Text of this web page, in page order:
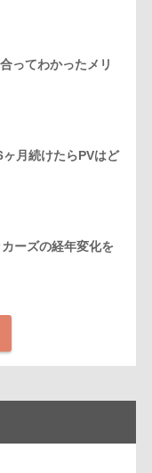
ってわかったメリ
月続けたらPVはど
ーズの経年変化を